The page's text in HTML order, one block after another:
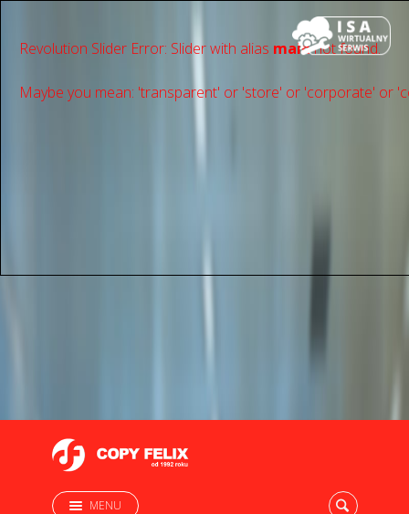
Revolution Slider Error: Slider with alias mainnot found.
Maybe you mean: 'transparent' or 'store' or 'сorporate' or
MENU